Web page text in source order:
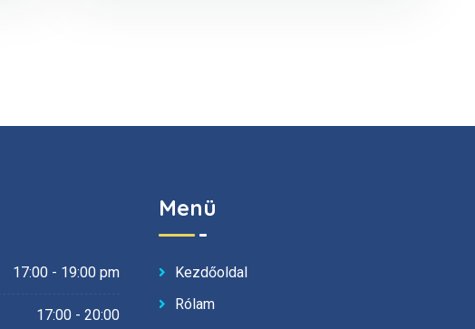
17:00 - 19:00 pm
17:00 - 20:00
Menü
Kezdőoldal
Rólam